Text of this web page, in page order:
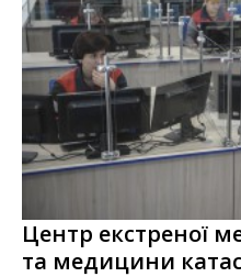
Центр екстреної
та медицини